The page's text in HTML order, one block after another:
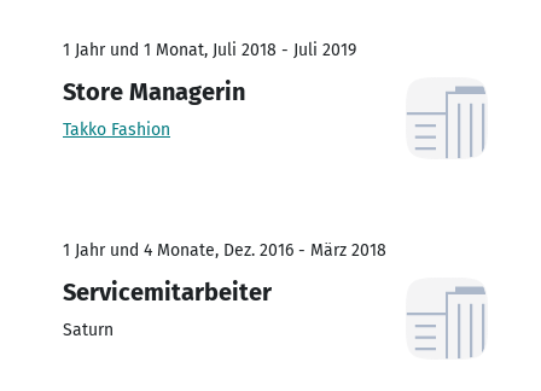
1 Jahr und 1 Monat, Juli 2018 - Juli 2019
Store Managerin
Takko Fashion
1 Jahr und 4 Monate, Dez. 2016 - März 2018
Servicemitarbeiter
Saturn